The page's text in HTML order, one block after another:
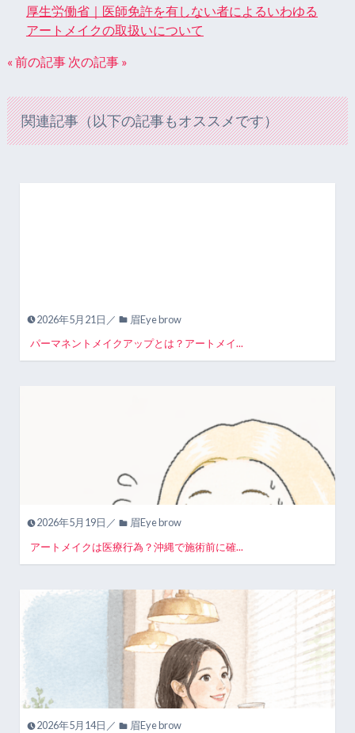
厚生労働省｜医師免許を有しない者によるいわゆる
アートメイクの取扱いについて
« 前の記事 次の記事 »
関連記事（以下の記事もオススメです）
2026年5月21日／
眉Eye brow
パーマネントメイクアップとは？アートメイ...
2026年5月19日／
眉Eye brow
アートメイクは医療行為？沖縄で施術前に確...
2026年5月14日／
眉Eye brow